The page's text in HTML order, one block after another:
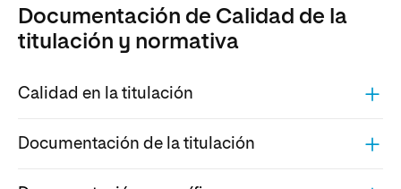
Documentación de Calidad de la
titulación y normativa
Calidad en la titulación
Documentación de la titulación